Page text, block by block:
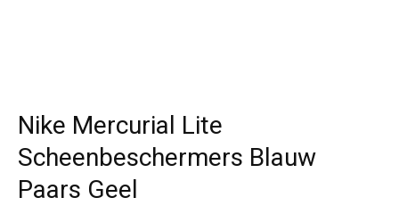
Nike Mercurial Lite
Scheenbeschermers Blauw
Paars Geel